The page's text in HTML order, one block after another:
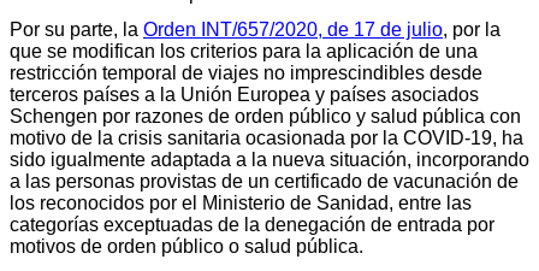
Por su parte, la Orden INT/657/2020, de 17 de julio, por la
que se modifican los criterios para la aplicación de una
restricción temporal de viajes no imprescindibles desde
terceros países a la Unión Europea y países asociados
Schengen por razones de orden público y salud pública con
motivo de la crisis sanitaria ocasionada por la COVID-19, ha
sido igualmente adaptada a la nueva situación, incorporando
a las personas provistas de un certificado de vacunación de
los reconocidos por el Ministerio de Sanidad, entre las
categorías exceptuadas de la denegación de entrada por
motivos de orden público o salud pública.